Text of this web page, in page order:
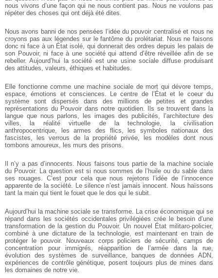
nous vivons d’une façon qui ne nous contient pas. Nous ne voulons pas
répéter des choses qui ont déjà été dites.
Nous avons banni de nos pensées l’idée du pouvoir centralisé et nous ne
croyons pas aux légendes sur le fantôme du prolétariat. Nous ne faisons
donc ni face àun État isolé, qui donnerait des ordres depuis les palais de
son Pouvoir, ni face à une société qui attend d’être réveillée afin de se
rebeller. Aujourd’hui la société est une usine sociale diffuse produisant
des attitudes, valeurs, éthiques et habitudes.
Elle fonctionne comme une machine sociale de mort qui dévore temps,
espace, émotions et consciences. Le centre de l’État et le coeur du
système sont dispersés dans des millions de petites et grandes
représentations du Pouvoir dans notre quotidien. Ils se trouvent dans la
langue que nous parlons, les images des publicités, l’architecture des
villes, la réalité virtuelle de la technologie, la civilisation
anthropocentrique, les armes des flics, les symboles nationaux des
fascistes, les verrous de la propriété privée, les modèles dont nous
tombons amoureux, les murs des prisons.
Il n’y a pas d’innocents. Nous faisons tous partie de la machine sociale
du Pouvoir. La question est si nous sommes de l’huile ou du sable dans
ses rouages. C’estpour cela que nous rejetons l’idée de l’innocence
apparente de la société. Le silence n’est jamais innocent. Nous haïssons
tant la main qui tient le fouet que le dos qui le subit.
Aujourd’hui la machine sociale se transforme. La crise économique qui se
répand dans les sociétés occidentales privilégiées crée le besoin d’une
transformation de la gestion du Pouvoir. Un nouvel État militaro-policier,
combiné à une dictature de la technologie, est maintenant en train de
protéger le pouvoir. Nouveaux corps policiers de sécurité, camps de
concentration pour immigrés, réapparition de l’armée dans la rue,
évolution des systèmes de surveillance, banques de données ADN,
expériences de contrôle génétique, posent toujours plus de mines dans
les domaines de notre vie.